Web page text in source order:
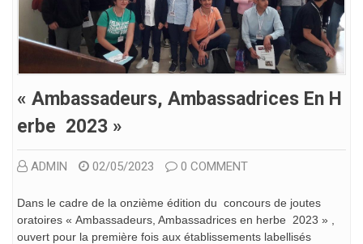
« Ambassadeurs, Ambassadrices En H
Erbe 2023 »
ADMIN 02/05/2023 0 COMMENT
Dans le cadre de la onzième édition du concours de joutes
oratoires « Ambassadeurs, Ambassadrices en herbe 2023 » ,
ouvert pour la première fois aux établissements labellisés